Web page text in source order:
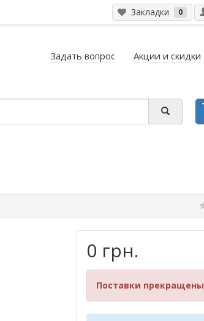
Закладки 0
Задать вопрос Акции и скидки
0 грн.
Поставки прекращены